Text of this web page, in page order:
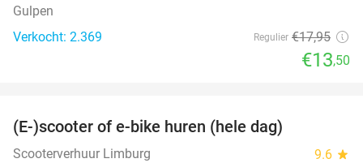
Gulpen
Verkocht: 2.369
Regulier €17,95
€13,50
(E-)scooter of e-bike huren (hele dag)
Scooterverhuur Limburg 9.6 star